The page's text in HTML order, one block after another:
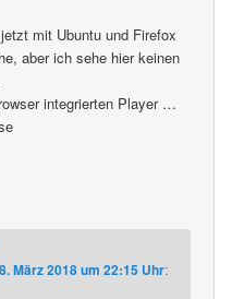
mit Ubuntu und Firefox
aber ich sehe hier keinen
integrierten Player …
März 2018 um 22:15 Uhr: